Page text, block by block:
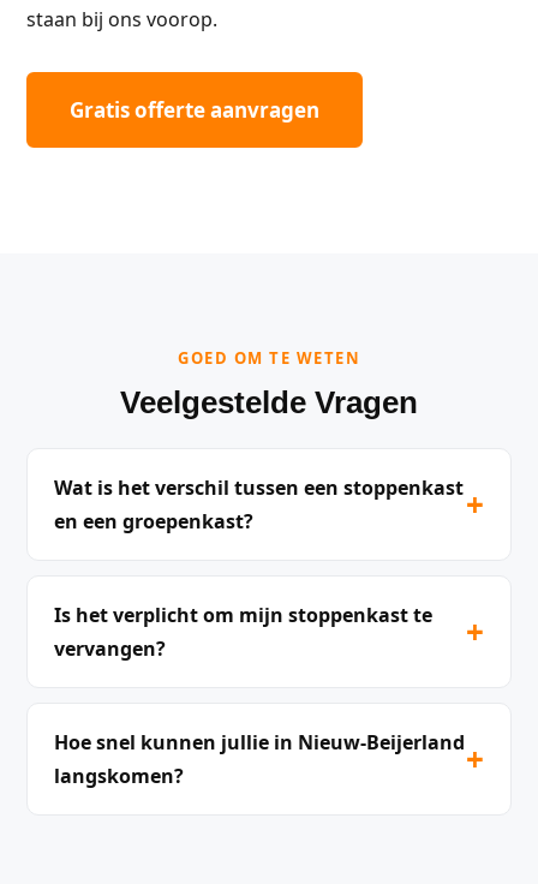
staan bij ons voorop.
Gratis offerte aanvragen
GOED OM TE WETEN
Veelgestelde Vragen
Wat is het verschil tussen een stoppenkast
en een groepenkast?
+
Is het verplicht om mijn stoppenkast te
vervangen?
+
Hoe snel kunnen jullie in Nieuw-Beijerland
langskomen?
+